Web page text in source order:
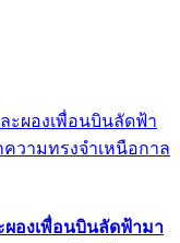
ผองเพื่อนบินลัดฟ้ามา